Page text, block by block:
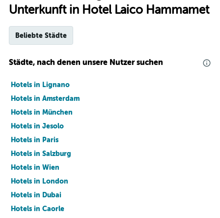
Unterkunft in Hotel Laico Hammamet
Beliebte Städte
Städte, nach denen unsere Nutzer suchen
Hotels in Lignano
Hotels in Amsterdam
Hotels in München
Hotels in Jesolo
Hotels in Paris
Hotels in Salzburg
Hotels in Wien
Hotels in London
Hotels in Dubai
Hotels in Caorle